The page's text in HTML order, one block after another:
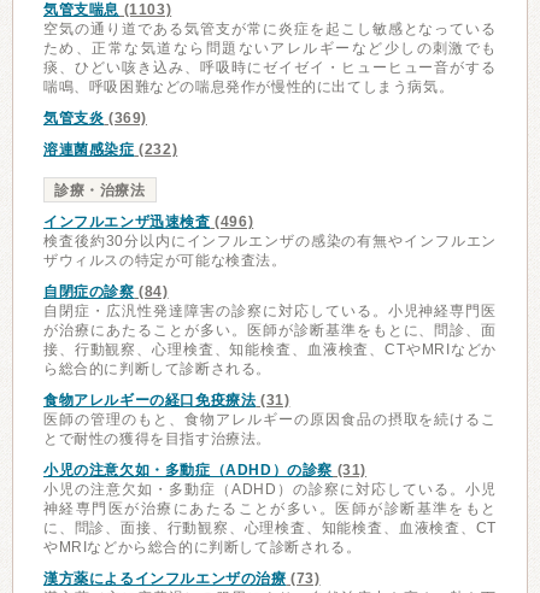
気管支喘息 (1103)
空気の通り道である気管支が常に炎症を起こし敏感となっている
ため、正常な気道なら問題ないアレルギーなど少しの刺激でも
痰、ひどい咳き込み、呼吸時にゼイゼイ・ヒューヒュー音がする
喘鳴、呼吸困難などの喘息発作が慢性的に出てしまう病気。
気管支炎 (369)
溶連菌感染症 (232)
診療・治療法
インフルエンザ迅速検査 (496)
検査後約30分以内にインフルエンザの感染の有無やインフルエン
ザウィルスの特定が可能な検査法。
自閉症の診察 (84)
自閉症・広汎性発達障害の診察に対応している。小児神経専門医
が治療にあたることが多い。医師が診断基準をもとに、問診、面
接、行動観察、心理検査、知能検査、血液検査、CTやMRIなどか
ら総合的に判断して診断される。
食物アレルギーの経口免疫療法 (31)
医師の管理のもと、食物アレルギーの原因食品の摂取を続けるこ
とで耐性の獲得を目指す治療法。
小児の注意欠如・多動症（ADHD）の診察 (31)
小児の注意欠如・多動症（ADHD）の診察に対応している。小児
神経専門医が治療にあたることが多い。医師が診断基準をもと
に、問診、面接、行動観察、心理検査、知能検査、血液検査、CT
やMRIなどから総合的に判断して診断される。
漢方薬によるインフルエンザの治療 (73)